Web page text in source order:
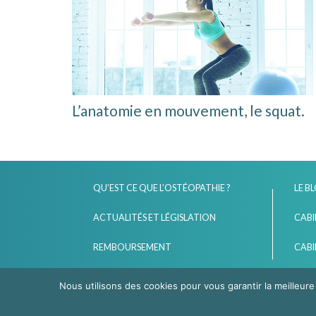
L’anatomie en mouvement, le squat.
QU’EST CE QUE L’OSTÉOPATHIE ?
ACTUALITÉS ET LÉGISLATION
REMBOURSEMENT
LE
Cabinet de
Nous utilisons des cookies pour vous garantir la